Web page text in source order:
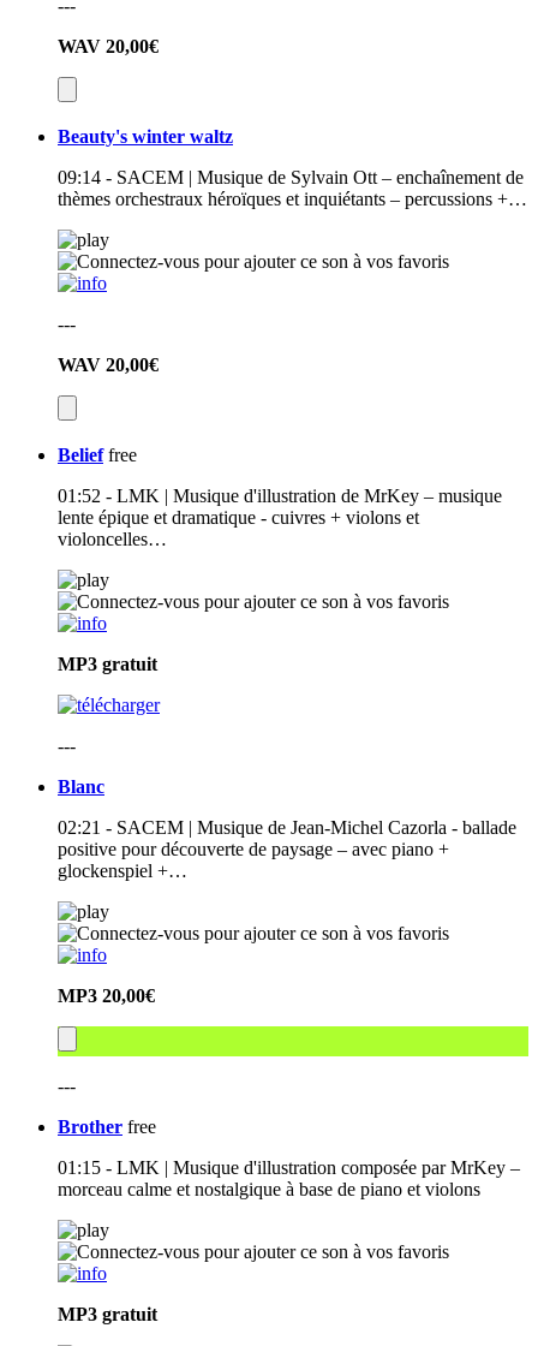
---
WAV 20,00€
Beauty's winter waltz
09:14 - SACEM | Musique de Sylvain Ott – enchaînement de
thèmes orchestraux héroïques et inquiétants – percussions +…
---
WAV 20,00€
Belief free
01:52 - LMK | Musique d'illustration de MrKey – musique
lente épique et dramatique - cuivres + violons et
violoncelles…
MP3 gratuit
---
Blanc
02:21 - SACEM | Musique de Jean-Michel Cazorla - ballade
positive pour découverte de paysage – avec piano +
glockenspiel +…
MP3 20,00€
---
Brother free
01:15 - LMK | Musique d'illustration composée par MrKey –
morceau calme et nostalgique à base de piano et violons
MP3 gratuit